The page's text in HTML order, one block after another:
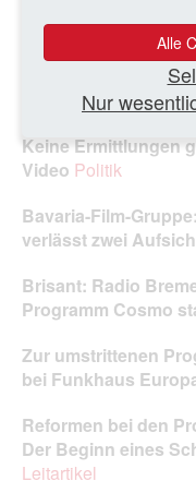
reduziert beim
WDR-
ausgerichtetPolitik
Keine Ermittlungen
Video Politik
Bavaria-Film-
verlässt zwei
Brisant: Radio
Programm Cosmo
Zur umstrittenen
bei Funkhaus
Reformen bei den
Der Beginn eines
Leitartikel
Alle
Nur